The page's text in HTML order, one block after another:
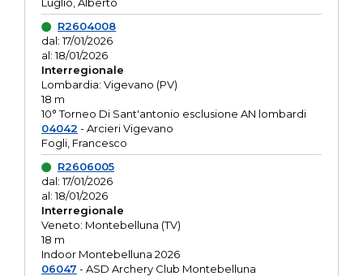
R2604008
dal: 17/01/2026
al: 18/01/2026
Interregionale
Lombardia: Vigevano (PV)
18 m
10° Torneo Di Sant'antonio esclusione AN lombardi
04042 - Arcieri Vigevano
Fogli, Francesco
R2606005
dal: 17/01/2026
al: 18/01/2026
Interregionale
Veneto: Montebelluna (TV)
18 m
Indoor Montebelluna 2026
06047 - ASD Archery Club Montebelluna